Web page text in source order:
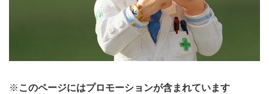
※ このページにはプロモーションが含まれています